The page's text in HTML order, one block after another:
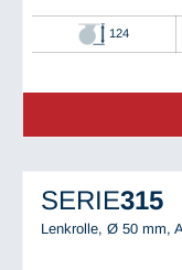
124
SERIE315
Lenkrolle, Ø 50 mm,